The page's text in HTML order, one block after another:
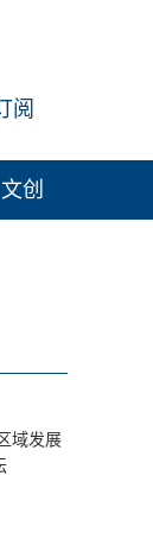
阅
文创
域发展